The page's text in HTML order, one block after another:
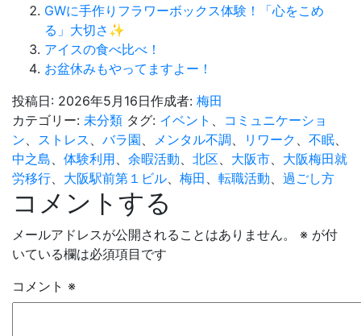
GWに手作りフラワーボックス体験！「心をこめ
る」大切さ✨
アイスの食べ比べ！
お盆休みもやってますよー！
投稿日: 2026年5月16日作成者: 梅田
カテゴリー: 未分類 タグ: イベント 、 コミュニケーショ
ン、 ストレス 、 バラ園、 メンタル不調、 リワーク 、 不眠、
中之島、 体験利用、 余暇活動、 北区、 大阪市、 大阪梅田就
労移行、 大阪駅前第１ビル、 梅田 、 転職活動、 過ごし方
コメントする
メールアドレスが公開されることはありません。 ※ が付
いている欄は必須項目です
コメント ※